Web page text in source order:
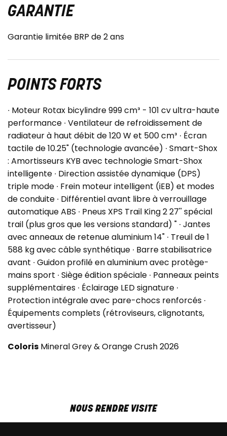
GARANTIE
Garantie limitée BRP de 2 ans
POINTS FORTS
∙ Moteur Rotax bicylindre 999 cm³ - 101 cv ultra-haute
performance ∙ Ventilateur de refroidissement de
radiateur à haut débit de 120 W et 500 cm³ ∙ Écran
tactile de 10.25" (technologie avancée) ∙ Smart-Shox
: Amortisseurs KYB avec technologie Smart-Shox
intelligente ∙ Direction assistée dynamique (DPS)
triple mode ∙ Frein moteur intelligent (iEB) et modes
de conduite ∙ Différentiel avant libre à verrouillage
automatique ABS ∙ Pneus XPS Trail King 2 27'' spécial
trail (plus gros que les versions standard) " ∙ Jantes
avec anneaux de retenue aluminium 14" ∙ Treuil de 1
588 kg avec câble synthétique ∙ Barre stabilisatrice
avant ∙ Guidon profilé en aluminium avec protège-
mains sport ∙ Siège édition spéciale ∙ Panneaux peints
supplémentaires ∙ Éclairage LED signature ∙
Protection intégrale avec pare-chocs renforcés ∙
Équipements complets (rétroviseurs, clignotants,
avertisseur)
Coloris Mineral Grey & Orange Crush 2026
NOUS RENDRE VISITE